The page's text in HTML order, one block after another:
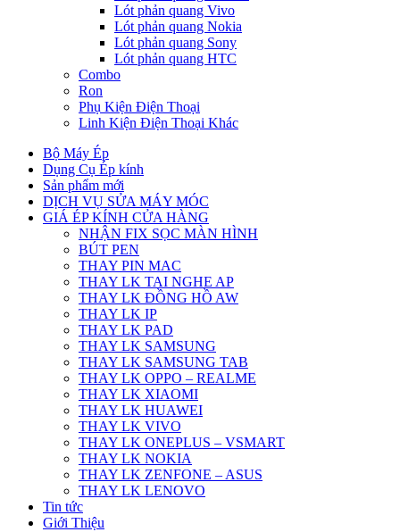
Lót phản quang Vivo
Lót phản quang Nokia
Lót phản quang Sony
Lót phản quang HTC
Combo
Ron
Phụ Kiện Điện Thoại
Linh Kiện Điện Thoại Khác
Bộ Máy Ép
Dụng Cụ Ép kính
Sản phẩm mới
DỊCH VỤ SỬA MÁY MÓC
GIÁ ÉP KÍNH CỬA HÀNG
NHẬN FIX SỌC MÀN HÌNH
BÚT PEN
THAY PIN MAC
THAY LK TAI NGHE AP
THAY LK ĐỒNG HỒ AW
THAY LK IP
THAY LK PAD
THAY LK SAMSUNG
THAY LK SAMSUNG TAB
THAY LK OPPO – REALME
THAY LK XIAOMI
THAY LK HUAWEI
THAY LK VIVO
THAY LK ONEPLUS – VSMART
THAY LK NOKIA
THAY LK ZENFONE – ASUS
THAY LK LENOVO
Tin tức
Giới Thiệu